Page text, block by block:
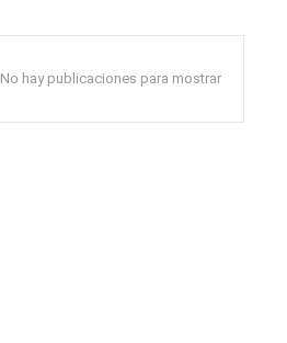
No hay publicaciones para mostrar